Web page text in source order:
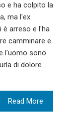
e ha colpito la
ma l'ex
è arreso e l'ha
camminare e
l'uomo sono
di dolore…
Read More